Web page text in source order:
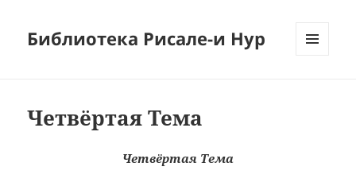
Библиотека Рисале-и Нур
Четвёртая Тема
Четвёртая Тема